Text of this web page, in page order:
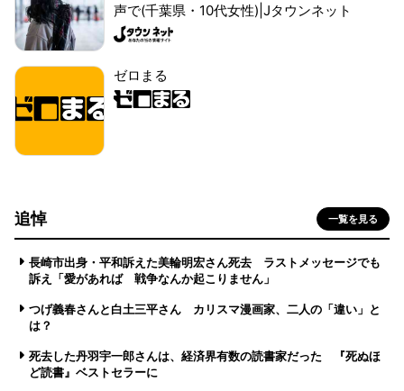
声で(千葉県・10代女性)|Jタウンネット
ゼロまる
追悼 一覧を見る
長崎市出身・平和訴えた美輪明宏さん死去 ラストメッセージでも
訴え「愛があれば 戦争なんか起こりません」
つげ義春さんと白土三平さん カリスマ漫画家、二人の「違い」と
は？
死去した丹羽宇一郎さんは、経済界有数の読書家だった 『死ぬほ
ど読書』ベストセラーに